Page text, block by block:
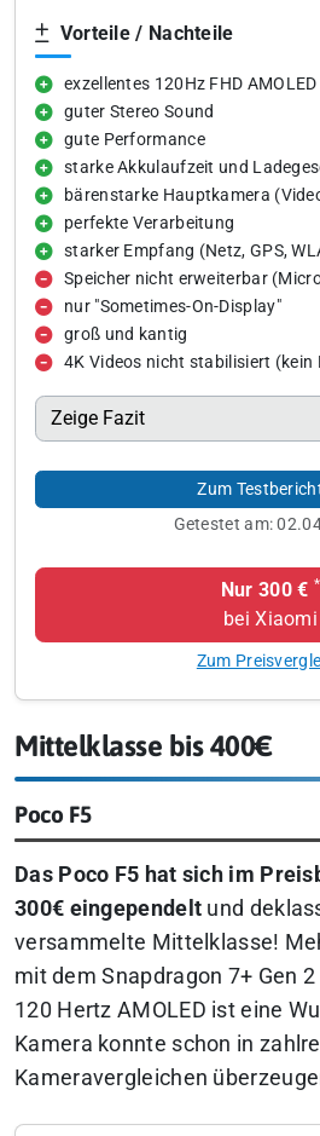
Vorteile / Nachteile
exzellentes 120Hz FHD
guter Stereo Sound
gute Performance
starke Akkulaufzeit und
bärenstarke Hauptkamera
perfekte Verarbeitung
starker Empfang (Netz, GPS,
Speicher nicht erweiterbar
nur "Sometimes-On-Display"
groß und kantig
4K Videos nicht stabilisiert (kein
Zeige Fazit
Zum
Getestet am:
Nur 300 € *
bei Xiaomi
Zum
Mittelklasse bis 400€
Poco F5
Das Poco F5 hat sich im
300€ eingependelt und
versammelte Mittelklasse!
mit dem Snapdragon 7+ Gen
120 Hertz AMOLED ist eine
Kamera konnte schon in
Kameravergleichen